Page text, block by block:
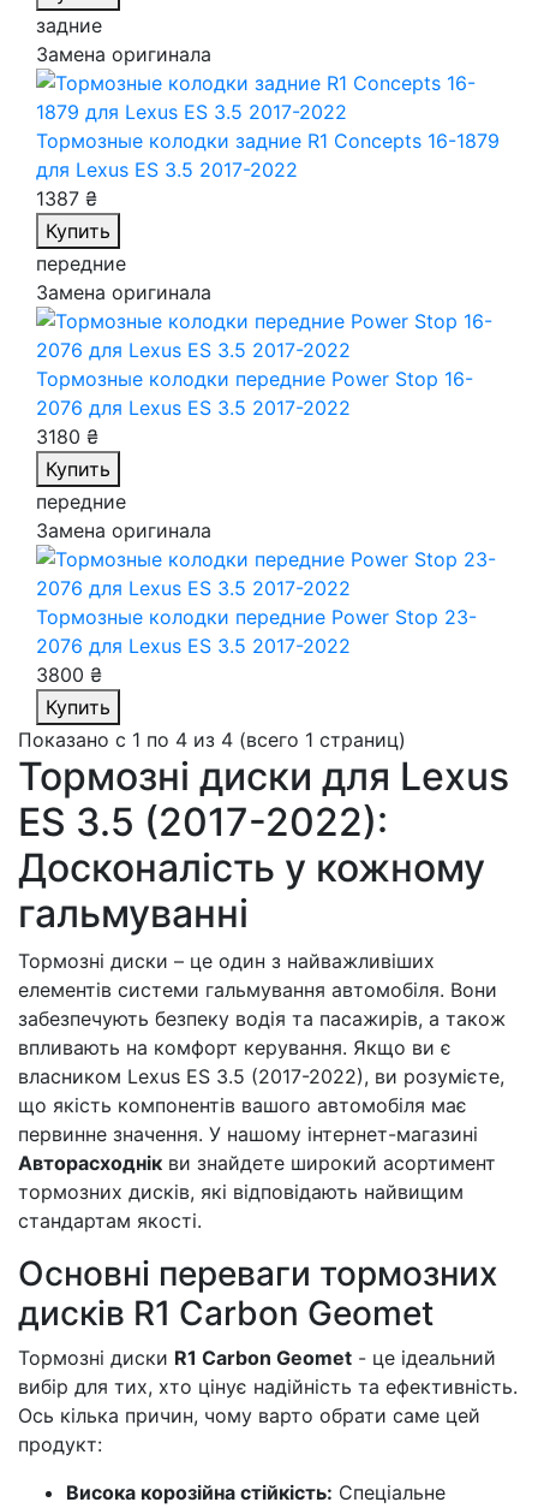
задние
Замена оригинала
Тормозные колодки задние R1 Concepts 16-1879
для Lexus ES 3.5 2017-2022
1387 ₴
Купить
передние
Замена оригинала
Тормозные колодки передние Power Stop 16-
2076 для Lexus ES 3.5 2017-2022
3180 ₴
Купить
передние
Замена оригинала
Тормозные колодки передние Power Stop 23-
2076 для Lexus ES 3.5 2017-2022
3800 ₴
Купить
Показано с 1 по 4 из 4 (всего 1 страниц)
Тормозні диски для Lexus
ES 3.5 (2017-2022):
Досконалість у кожному
гальмуванні
Тормозні диски – це один з найважливіших
елементів системи гальмування автомобіля. Вони
забезпечують безпеку водія та пасажирів, а також
впливають на комфорт керування. Якщо ви є
власником Lexus ES 3.5 (2017-2022), ви розумієте,
що якість компонентів вашого автомобіля має
первинне значення. У нашому інтернет-магазині
Авторасходнік ви знайдете широкий асортимент
тормозних дисків, які відповідають найвищим
стандартам якості.
Основні переваги тормозних
дисків R1 Carbon Geomet
Тормозні диски R1 Carbon Geomet - це ідеальний
вибір для тих, хто цінує надійність та ефективність.
Ось кілька причин, чому варто обрати саме цей
продукт:
Висока корозійна стійкість: Спеціальне